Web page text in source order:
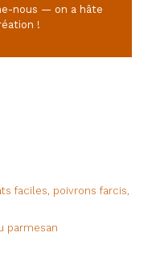
nous — on a hâte
!
faciles, poivrons farcis,
parmesan